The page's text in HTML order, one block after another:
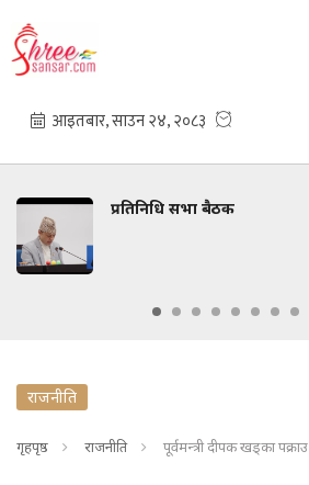
सभा बैठक
राजनीति
गृहपृष्ठ राजनीति पूर्वमन्त्री दीपक खड्का पक्राउ